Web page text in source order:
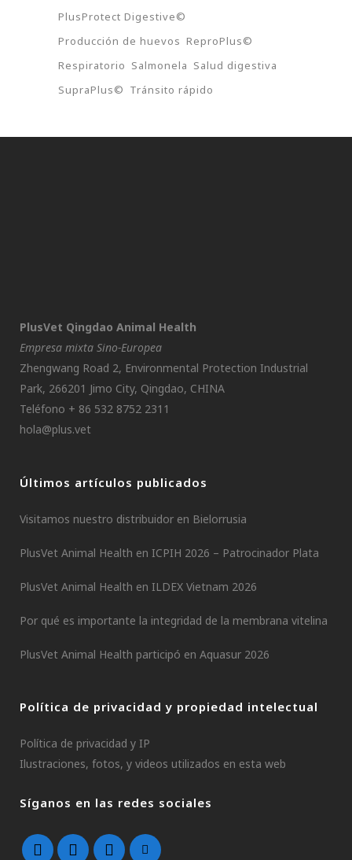
PlusProtect Digestive©
Producción de huevos ReproPlus©
Respiratorio Salmonela Salud digestiva
SupraPlus© Tránsito rápido
PlusVet Qingdao Animal Health
Empresa mixta Sino-Europea
Zhengwang Road 2, Environmental Protection Industrial
Park, 266201 Jimo City, Qingdao, CHINA
Teléfono + 86 532 8752 2311
hola@plus.vet
Últimos artículos publicados
Visitamos nuestro distribuidor en Bielorrusia
PlusVet Animal Health en ICPIH 2026 – Patrocinador Plata
PlusVet Animal Health en ILDEX Vietnam 2026
Por qué es importante la integridad de la membrana vitelina
PlusVet Animal Health participó en Aquasur 2026
Política de privacidad y propiedad intelectual
Política de privacidad y IP
Ilustraciones, fotos, y videos utilizados en esta web
Síganos en las redes sociales